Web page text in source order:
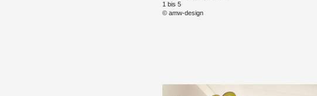
1 bis 5
© amw-de­sign